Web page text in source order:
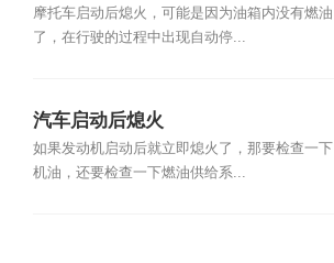
摩托车启动后熄火，可能是因为油箱内没有燃油
了，在行驶的过程中出现自动停...
汽车启动后熄火
如果发动机启动后就立即熄火了，那要检查一下
机油，还要检查一下燃油供给系...